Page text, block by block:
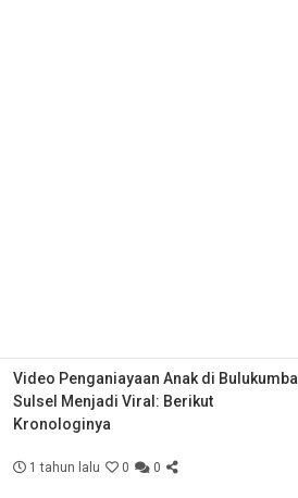
Video Penganiayaan Anak di Bulukumba
Sulsel Menjadi Viral: Berikut
Kronologinya
1 tahun lalu 0 0